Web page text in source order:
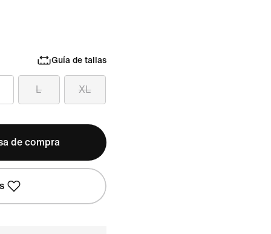
Guía de tallas
L XL
de compra